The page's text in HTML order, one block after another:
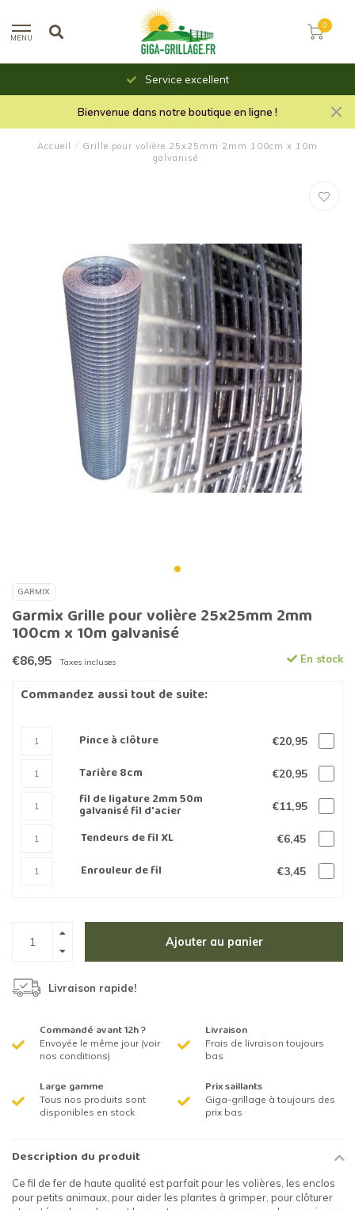
MENU
0
Service excellent
Bienvenue dans notre boutique en ligne !
Accueil / Grille pour volière 25x25mm 2mm 100cm x 10m
galvanisé
GARMIX
Garmix Grille pour volière 25x25mm 2mm
100cm x 10m galvanisé
€86,95 Taxes incluses En stock
Commandez aussi tout de suite:
Pince à clôture €20,95
Tarière 8cm €20,95
fil de ligature 2mm 50m
galvanisé fil d'acier €11,95
Tendeurs de fil XL €6,45
Enrouleur de fil €3,45
Ajouter au panier
Livraison rapide!
Commandé avant 12h ?
Envoyée le même jour (voir
nos conditions)
Livraison
Frais de livraison toujours
bas
Large gamme
Tous nos produits sont
disponibles en stock
Prix saillants
Giga-grillage à toujours des
prix bas
Description du produit
Ce fil de fer de haute qualité est parfait pour les volières, les enclos
pour petits animaux, pour aider les plantes à grimper, pour clôturer